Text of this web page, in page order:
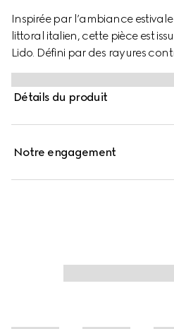
Inspirée par l’ambiance
littoral italien, cette pièce est
Lido. Défini par des rayures
le symbole GG, ce polo en
puise son inspiration dans
Détails du produit
Notre engagement